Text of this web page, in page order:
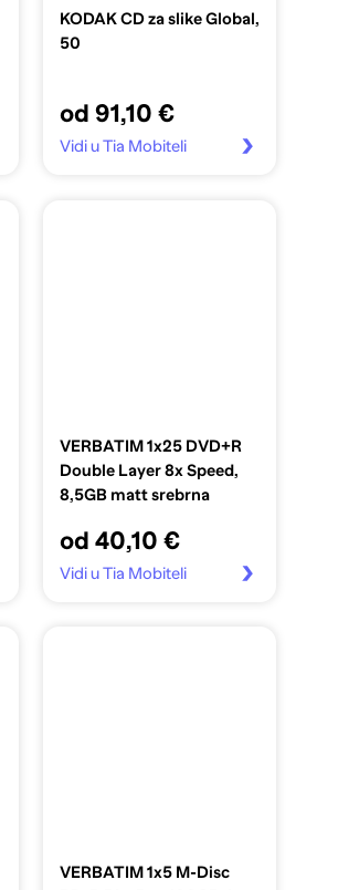
KODAK CD za slike Global,
50
od 91,10 €
Vidi u Tia Mobiteli
VERBATIM 1x25 DVD+R
Double Layer 8x Speed,
8,5GB matt srebrna
od 40,10 €
Vidi u Tia Mobiteli
VERBATIM 1x5 M-Disc